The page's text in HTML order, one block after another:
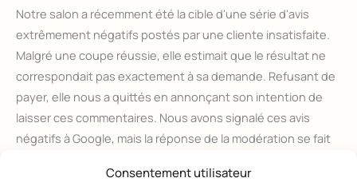
Consentement utilisateur
Notre salon a récemment été la cible d'une série d'avis
extrêmement négatifs postés par une cliente insatisfaite.
Malgré une coupe réussie, elle estimait que le résultat ne
correspondait pas exactement à sa demande. Refusant de
payer, elle nous a quittés en annonçant son intention de
laisser ces commentaires. Nous avons signalé ces avis
négatifs à Google, mais la réponse de la modération se fait